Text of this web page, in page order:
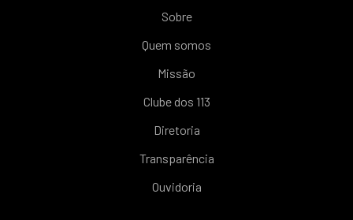
Sobre
Quem somos
Missão
Clube dos 113
Diretoria
Transparência
Ouvidoria